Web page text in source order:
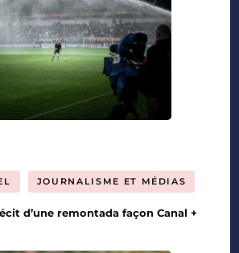
JOURNALISME ET MÉDIAS
d’une remontada façon Canal +